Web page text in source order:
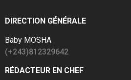
DIRECTION GÉNÉRALE
Baby MOSHA
(+243)812329642
RÉDACTEUR EN CHEF